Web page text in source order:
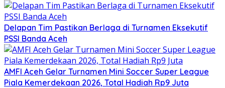
Delapan Tim Pastikan Berlaga di Turnamen Eksekutif
PSSI Banda Aceh
AMFI Aceh Gelar Turnamen Mini Soccer Super League
Piala Kemerdekaan 2026, Total Hadiah Rp9 Juta